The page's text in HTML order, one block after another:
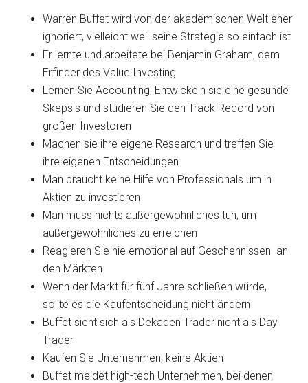
Warren Buffet wird von der akademischen Welt eher
ignoriert, vielleicht weil seine Strategie so einfach ist
Er lernte und arbeitete bei Benjamin Graham, dem
Erfinder des Value Investing
Lernen Sie Accounting, Entwickeln sie eine gesunde
Skepsis und studieren Sie den Track Record von
großen Investoren
Machen sie ihre eigene Research und treffen Sie
ihre eigenen Entscheidungen
Man braucht keine Hilfe von Professionals um in
Aktien zu investieren
Man muss nichts außergewöhnliches tun, um
außergewöhnliches zu erreichen
Reagieren Sie nie emotional auf Geschehnissen an
den Märkten
Wenn der Markt für fünf Jahre schließen würde,
sollte es die Kaufentscheidung nicht ändern
Buffet sieht sich als Dekaden Trader nicht als Day
Trader
Kaufen Sie Unternehmen, keine Aktien
Buffet meidet high-tech Unternehmen, bei denen